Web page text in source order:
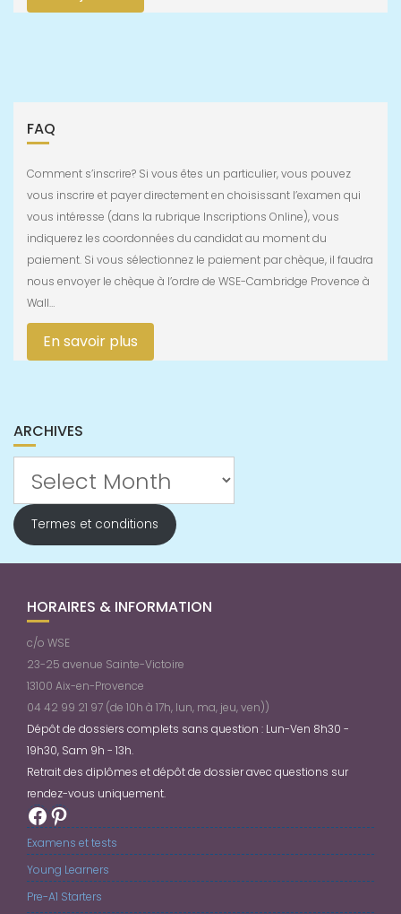
FAQ
Comment s’inscrire? Si vous êtes un particulier, vous pouvez
vous inscrire et payer directement en choisissant l’examen qui
vous intéresse (dans la rubrique Inscriptions Online), vous
indiquerez les coordonnées du candidat au moment du
paiement. Si vous sélectionnez le paiement par chèque, il faudra
nous envoyer le chèque à l’ordre de WSE-Cambridge Provence à
Wall…
En savoir plus
ARCHIVES
Termes et conditions
HORAIRES & INFORMATION
c/o WSE
23-25 avenue Sainte-Victoire
13100 Aix-en-Provence
04 42 99 21 97 (de 10h à 17h, lun, ma, jeu, ven))
Dépôt de dossiers complets sans question : Lun-Ven 8h30 -
19h30, Sam 9h - 13h.
Retrait des diplômes et dépôt de dossier avec questions sur
rendez-vous uniquement.
Facebook
Pinterest
Examens et tests
Young Learners
Pre-A1 Starters